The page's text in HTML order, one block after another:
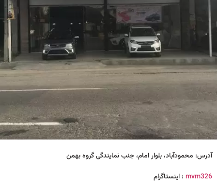
آدرس: محمودآباد، بلوار امام، جنب نمایندگی گروه بهمن
mvm326: اینستا‌گرام